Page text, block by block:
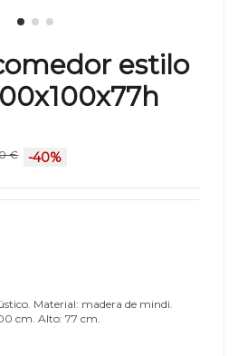
estilo
€ -40%
Material: madera de mindi.
cm. Alto: 77 cm.